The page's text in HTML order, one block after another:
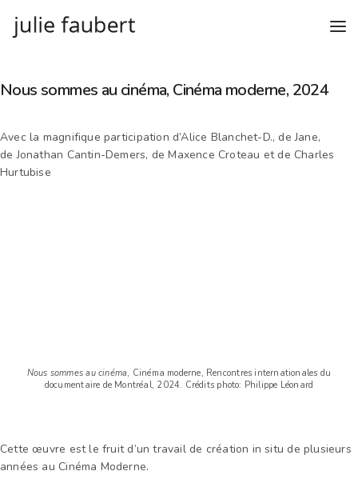
Nous sommes au cinéma, Cinéma moderne, 2024
Avec la magnifique participation d’Alice Blanchet-D., de Jane,
de Jonathan Cantin-Demers, de Maxence Croteau et de Charles
Hurtubise
Nous sommes au cinéma, Cinéma moderne, Rencontres internationales du
documentaire de Montréal, 2024. Crédits photo: Philippe Léonard
Cette œuvre est le fruit d’un travail de création in situ de plusieurs
années au Cinéma Moderne.